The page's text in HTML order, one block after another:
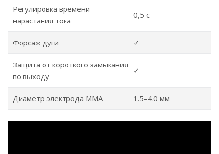
Регулировка времени
нарастания тока
0,5 с
Форсаж дуги ✓
Защита от короткого замыкания
по выходу
✓
Диаметр электрода MMA 1.5–4.0 мм